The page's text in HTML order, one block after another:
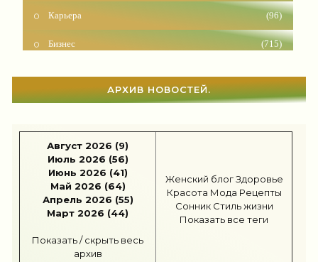
Бизнес (715)
Рецепты (495)
Шоппинг (47)
Диеты (1205)
Отдых (110)
Здоровье
Гороскоп (55)
Тесты онлайн (1460)
АРХИВ НОВОСТЕЙ.
Август 2026 (9)
Июль 2026 (56)
Июнь 2026 (41)
Май 2026 (64)
Апрель 2026 (55)
Март 2026 (44)
Показать / скрыть весь
архив
Женский блог Здоровье
Красота Мода Рецепты
Сонник Стиль жизни
Показать все теги